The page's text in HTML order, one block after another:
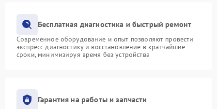
Бесплатная диагностика и быстрый ремонт
Современное оборудование и опыт позволяют провести
экспресс-диагностику и восстановление в кратчайшие
сроки, минимизируя время без устройства
Гарантия на работы и запчасти